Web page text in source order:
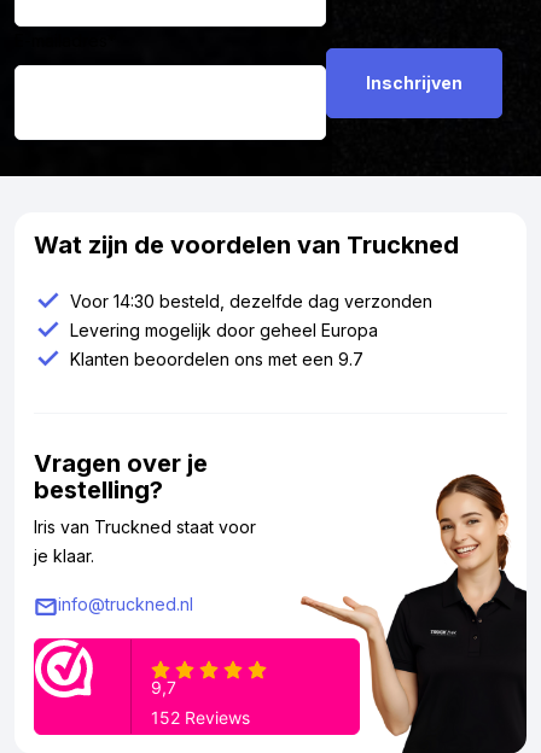
Wat zijn de voordelen van Truckned
Voor 14:30 besteld, dezelfde dag verzonden
Levering mogelijk door geheel Europa
Klanten beoordelen ons met een 9.7
Vragen over je
bestelling?
Iris van Truckned staat voor
je klaar.
info@truckned.nl